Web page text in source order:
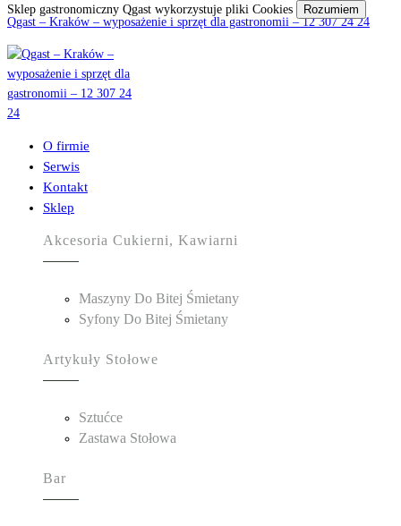
Qgast – Kraków – wyposażenie i sprzęt dla gastronomii – 12 307 24 24
O firmie
Serwis
Kontakt
Sklep
Akcesoria Cukierni, Kawiarni
Maszyny Do Bitej Śmietany
Syfony Do Bitej Śmietany
Artykuły Stołowe
Sztućce
Zastawa Stołowa
Bar
Sklep gastronomiczny Qgast wykorzystuje pliki Cookies Rozumiem